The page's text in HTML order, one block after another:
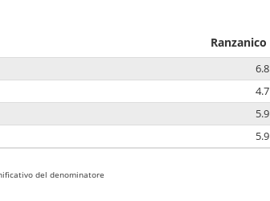
Ranzanico
6.8
4.7
5.9
5.9
del denominatore